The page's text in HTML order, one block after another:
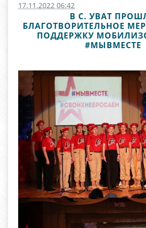
17.11.2022 06:42
В С. УВАТ
БЛАГОТВОРИТЕЛЬНОЕ
ПОДДЕРЖКУ
#МЫВМЕСТЕ